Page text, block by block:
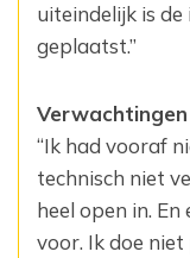
uiteindelijk is
geplaatst.”
Verwachtingen
“Ik had vooraf
technisch niet
heel open in.
voor. Ik doe